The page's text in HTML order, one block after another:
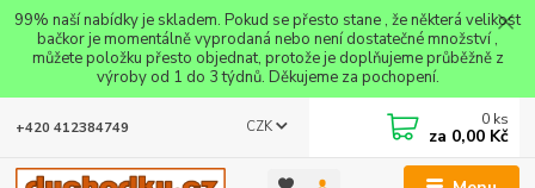
99% naší nabídky je skladem. Pokud se přesto stane , že některá velikost
bačkor je momentálně vyprodaná nebo není dostatečné množství ,
můžete položku přesto objednat, protože je doplňujeme průběžně z
výroby od 1 do 3 týdnů. Děkujeme za pochopení.
CZK
+420 412384749 0 ks
za 0,00 Kč